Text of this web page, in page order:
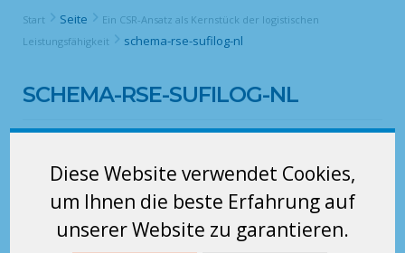
Diese Website verwendet Cookies,
um Ihnen die beste Erfahrung auf
unserer Website zu garantieren.
Start Seite
Ein CSR-Ansatz als Kernstück der logistischen
Leistungsfähigkeit
schema-rse-sufilog-nl
SCHEMA-RSE-SUFILOG-NL